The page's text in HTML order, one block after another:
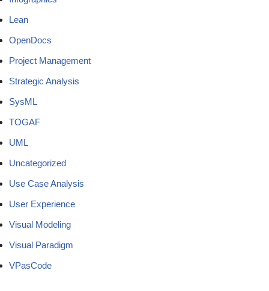
Lean
OpenDocs
Project Management
Strategic Analysis
SysML
TOGAF
UML
Uncategorized
Use Case Analysis
User Experience
Visual Modeling
Visual Paradigm
VPasCode